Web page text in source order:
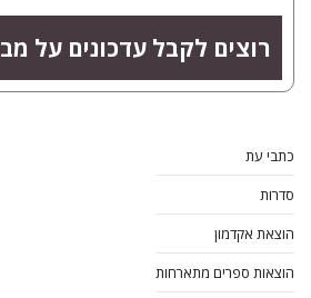
רוצים לקבל עדכונים על
כתבי עת
סדרות
הוצאת אקדמון
הוצאות ספרים מתארחות